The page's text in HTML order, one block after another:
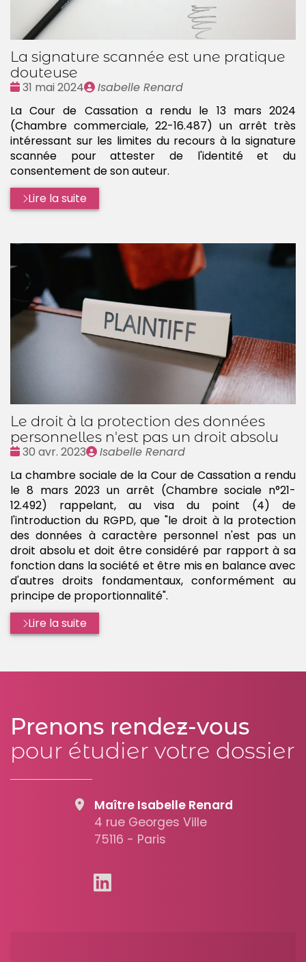
La signature scannée est une pratique
douteuse
Date
31 mai 2024
Publié
Isabelle Renard
La Cour de Cassation a rendu le 13 mars 2024
(Chambre commerciale, 22-16.487) un arrêt très
intéressant sur les limites du recours à la signature
scannée pour attester de l'identité et du
consentement de son auteur.
Lire la suite
Le droit à la protection des données
personnelles n'est pas un droit absolu
Date
30 avr. 2023
Publié
Isabelle Renard
La chambre sociale de la Cour de Cassation a rendu
le 8 mars 2023 un arrêt (Chambre sociale n°21-
12.492) rappelant, au visa du point (4) de
l'introduction du RGPD, que "le droit à la protection
des données à caractère personnel n'est pas un
droit absolu et doit être considéré par rapport à sa
fonction dans la société et être mis en balance avec
d'autres droits fondamentaux, conformément au
principe de proportionnalité".
Lire la suite
Prenons rendez-vous
pour étudier votre dossier
Maître Isabelle Renard
4 rue Georges Ville
75116 - Paris